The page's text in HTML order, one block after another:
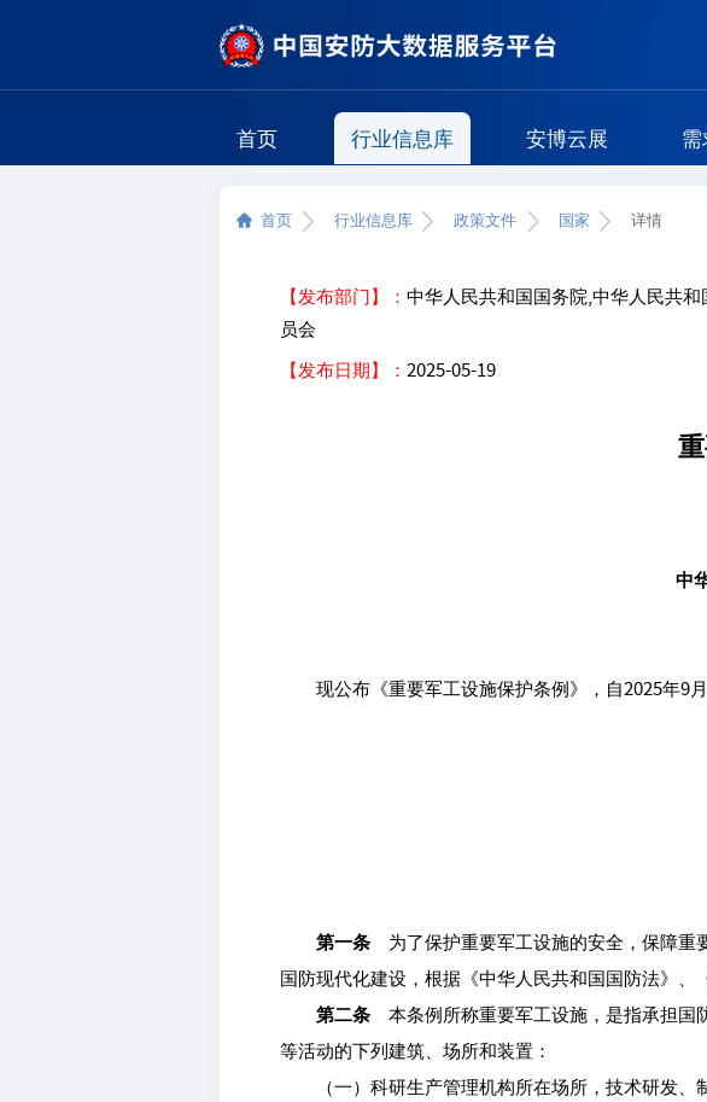
首页 行业信息库 安博云展 需
首页 行业信息库 政策文件 国家 详情
【发布部门】：中华人民共和国国务院,中华人民共和
员会
【发布日期】：2025-05-19
中
现公布《重要军工设施保护条例》，自2025年9月
第一条 为了保护重要军工设施的安全，保障重
国防现代化建设，根据《中华人民共和国国防法》、
第二条 本条例所称重要军工设施，是指承担国
等活动的下列建筑、场所和装置：
（一）科研生产管理机构所在场所，技术研发、